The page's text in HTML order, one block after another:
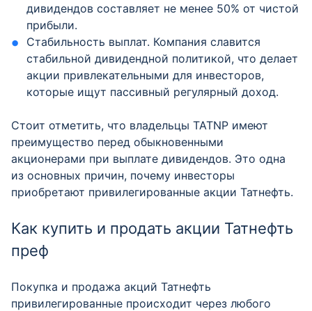
дивидендов составляет не менее 50% от чистой
прибыли.
Стабильность выплат. Компания славится
стабильной дивидендной политикой, что делает
акции привлекательными для инвесторов,
которые ищут пассивный регулярный доход.
Стоит отметить, что владельцы TATNP имеют
преимущество перед обыкновенными
акционерами при выплате дивидендов. Это одна
из основных причин, почему инвесторы
приобретают привилегированные акции Татнефть.
Как купить и продать акции Татнефть
преф
Покупка и продажа акций Татнефть
привилегированные происходит через любого